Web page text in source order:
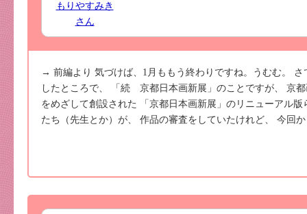
もりやすみき
さん
→ 前編より 気づけば、1月ももう終わりですね。うむむ。
したところで、 「続 京都日本画新展」のことですが、 京
をめざして創設された 「京都日本画新展」のリニューアル
たち（先生とか）が、 作品の審査をしていたけれど、 今回